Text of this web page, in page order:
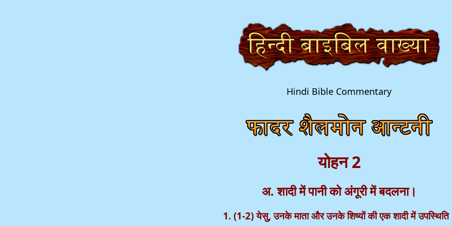
Hindi Bible Commentary
योहन 2
अ. शादी में पानी को अंगूरी में बदलना।
1. (1-2) येसु, उनके माता और उनके शिष्यों की एक शादी में